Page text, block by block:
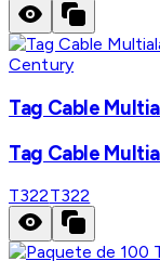
Century
Tag Cable
Tag Cable
T322T322